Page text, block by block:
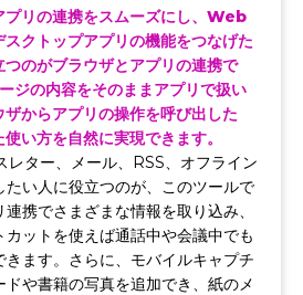
プリの連携をスムーズにし、Web
スクトップアプリの機能をつなげた
つのがブラウザとアプリの連携で
ジの内容をそのままアプリで扱い
ザからアプリの操作を呼び出した
い方を自然に実現できます。
レター、メール、RSS、オフライン
い人に役立つのが、このツールで
携でさまざまな情報を取り込み、
ットを使えば通話中や会議中でも
きます。さらに、モバイルキャプチ
ドや書籍の写真を追加でき、紙のメ